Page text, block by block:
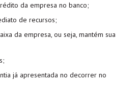
da empresa no banco;
de recursos;
da empresa, ou seja, mantém sua
já apresentada no decorrer no